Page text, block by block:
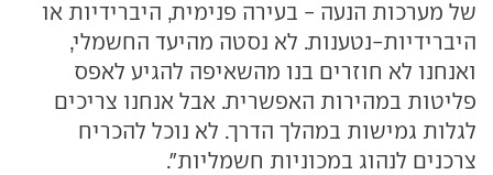
של מערכות הנעה - בעירה פנימית, היברידיות או
היברידיות-נטענות. לא נסטה מהיעד החשמלי,
ואנחנו לא חוזרים בנו מהשאיפה להגיע לאפס
פליטות במהירות האפשרית. אבל אנחנו צריכים
לגלות גמישות במהלך הדרך. לא נוכל להכריח
צרכנים לנהוג במכוניות חשמליות".